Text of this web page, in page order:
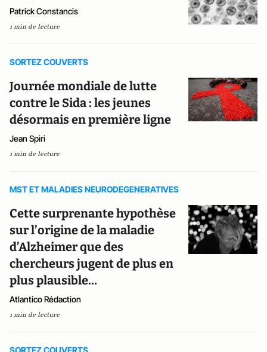
Patrick Constancis
1 min de lecture
SORTEZ COUVERTS
Journée mondiale de lutte
contre le Sida : les jeunes
désormais en première ligne
Jean Spiri
1 min de lecture
MST ET MALADIES NEURODEGENERATIVES
Cette surprenante hypothèse
sur l’origine de la maladie
d’Alzheimer que des
chercheurs jugent de plus en
plus plausible…
Atlantico Rédaction
1 min de lecture
SORTEZ COUVERTS